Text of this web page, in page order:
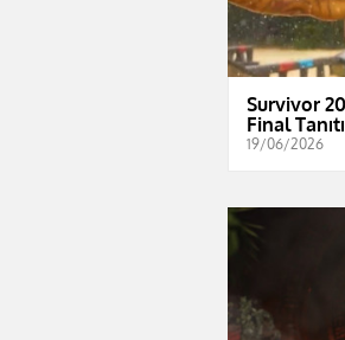
Survivor
Final
19/06/2026